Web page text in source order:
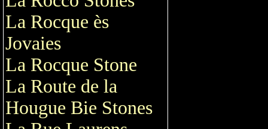
La Rocque ès
Jovaies
La Rocque Stone
La Route de la
Hougue Bie Stones